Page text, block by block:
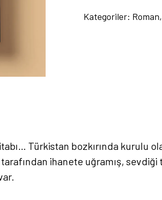
Savaşı
Kategoriler: Roman,
Türkistan bozkırında kurulu
tarafından ihanete uğramış,